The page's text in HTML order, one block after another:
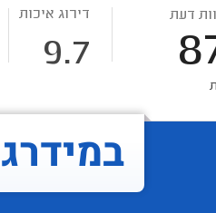
דעת דירוג איכות
9.7